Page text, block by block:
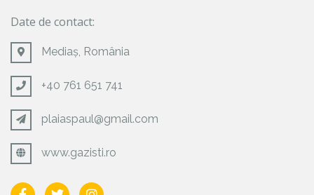
Date de contact:
Mediaș, România
+40 761 651 741
plaiaspaul@gmail.com
www.gazisti.ro